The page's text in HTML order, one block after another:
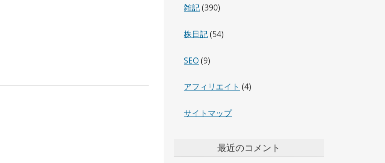
雑記(390)
株日記(54)
SEO(9)
アフィリエイト (4)
サイトマップ
最近のコメント